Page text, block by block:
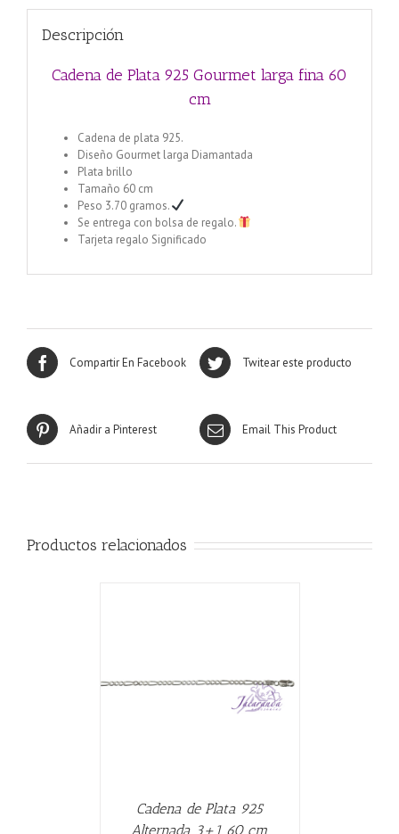
Descripción
Cadena de Plata 925 Gourmet larga fina 60
cm
Cadena de plata 925.
Diseño Gourmet larga Diamantada
Plata brillo
Tamaño 60 cm
Peso 3.70 gramos.
Se entrega con bolsa de regalo.
Tarjeta regalo Significado
Compartir En Facebook Twitear este producto
Añadir a Pinterest Email This Product
Productos relacionados
Cadena de Plata 925
Alternada 3+1 60 cm